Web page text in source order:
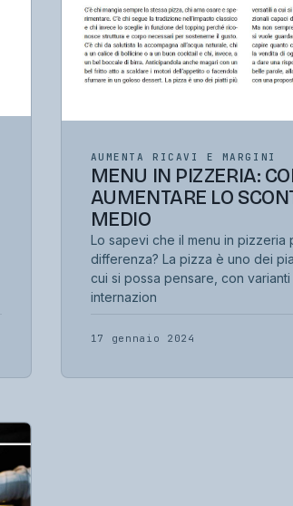
AUMENTA RICAVI E MARGINI
MENU IN PIZZERIA:
AUMENTARE LO
MEDIO
Lo sapevi che il menu in pizzeria
differenza? La pizza è uno dei
cui si possa pensare, con
internazion
17 gennaio 2024